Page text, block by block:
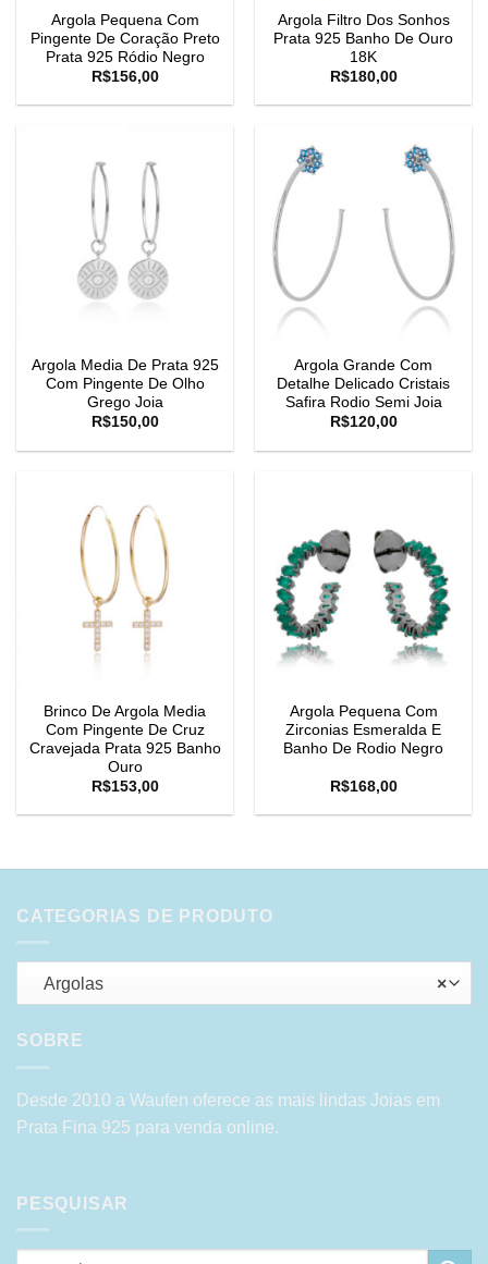
Argola Pequena Com
Pingente De Coração Preto
Prata 925 Ródio Negro
R$156,00
Argola Filtro Dos Sonhos
Prata 925 Banho De Ouro
18K
R$180,00
Argola Media De Prata 925
Com Pingente De Olho
Grego Joia
R$150,00
Argola Grande Com
Detalhe Delicado Cristais
Safira Rodio Semi Joia
R$120,00
Brinco De Argola Media
Com Pingente De Cruz
Cravejada Prata 925 Banho
Ouro
R$153,00
Argola Pequena Com
Zirconias Esmeralda E
Banho De Rodio Negro
R$168,00
CATEGORIAS DE PRODUTO
×
Argolas
SOBRE
Desde 2010 a Waufen oferece as mais lindas Joias em
Prata Fina 925 para venda online.
PESQUISAR
Pesquisar